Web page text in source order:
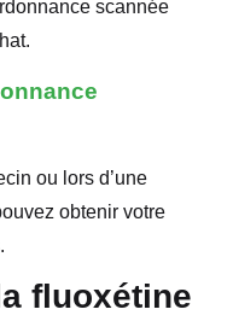
scannée
ou lors d’une
obtenir votre
fluoxétine